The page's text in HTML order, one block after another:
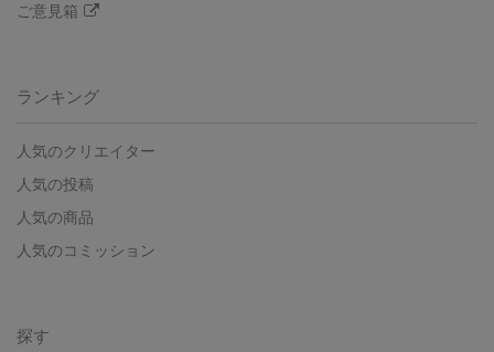
ご意見箱
ランキング
人気のクリエイター
人気の投稿
人気の商品
人気のコミッション
探す